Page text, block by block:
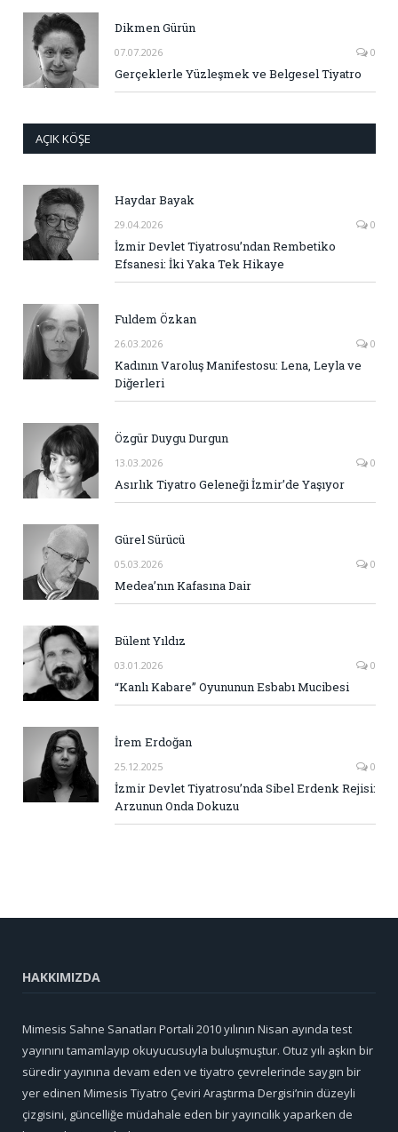
Dikmen Gürün
07.07.2026 0
Gerçeklerle Yüzleşmek ve Belgesel Tiyatro
AÇIK KÖŞE
Haydar Bayak
29.04.2026 0
İzmir Devlet Tiyatrosu’ndan Rembetiko
Efsanesi: İki Yaka Tek Hikaye
Fuldem Özkan
26.03.2026 0
Kadının Varoluş Manifestosu: Lena, Leyla ve
Diğerleri
Özgür Duygu Durgun
13.03.2026 0
Asırlık Tiyatro Geleneği İzmir’de Yaşıyor
Gürel Sürücü
05.03.2026 0
Medea’nın Kafasına Dair
Bülent Yıldız
03.01.2026 0
“Kanlı Kabare” Oyununun Esbabı Mucibesi
İrem Erdoğan
25.12.2025 0
İzmir Devlet Tiyatrosu’nda Sibel Erdenk Rejisi:
Arzunun Onda Dokuzu
HAKKIMIZDA
Mimesis Sahne Sanatları Portali 2010 yılının Nisan ayında test
yayınını tamamlayıp okuyucusuyla buluşmuştur. Otuz yılı aşkın bir
süredir yayınına devam eden ve tiyatro çevrelerinde saygın bir
yer edinen Mimesis Tiyatro Çeviri Araştırma Dergisi’nin düzeyli
çizgisini, güncelliğe müdahale eden bir yayıncılık yaparken de